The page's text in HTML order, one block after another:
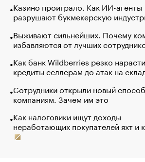
Казино проиграло. Как ИИ-агенты
разрушают букмекерскую
Выживают сильнейших. Почему
избавляются от лучших
Как банк Wildberries резко
кредиты селлерам до атак на
Сотрудники открыли новый
компаниям. Зачем им это
Как налоговики ищут доходы
неработающих покупателей яхт и